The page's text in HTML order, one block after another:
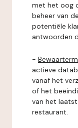
met het oog
beheer van
potentiële
antwoorden
-
actieve
vanaf het
of het
van het
restaurant.